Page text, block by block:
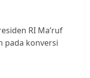
RI Ma’ruf
pada konversi